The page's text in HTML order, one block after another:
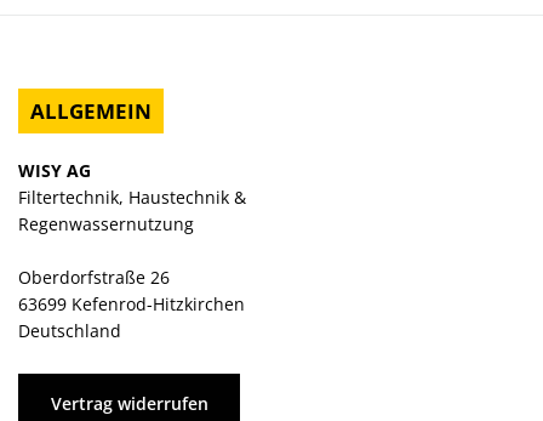
ALLGEMEIN
WISY AG
Filtertechnik, Haustechnik &
Regenwassernutzung
Oberdorfstraße 26
63699 Kefenrod-Hitzkirchen
Deutschland
Vertrag widerrufen